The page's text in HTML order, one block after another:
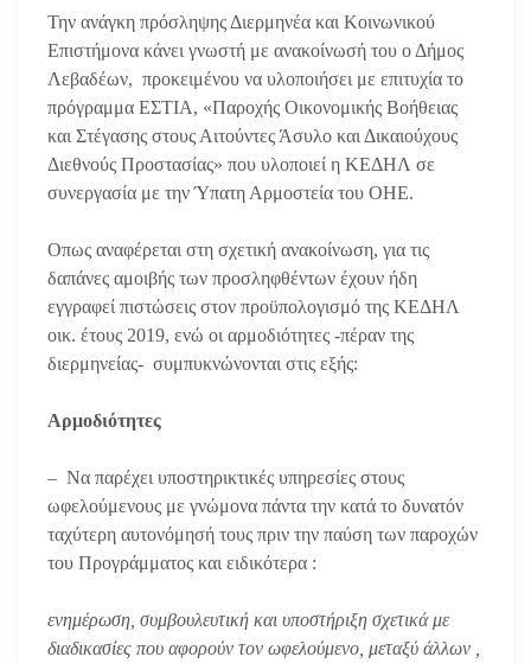
Την ανάγκη πρόσληψης Διερμηνέα και Κοινωνικού
Επιστήμονα κάνει γνωστή με ανακοίνωσή του ο Δήμος
Λεβαδέων, προκειμένου να υλοποιήσει με επιτυχία το
πρόγραμμα ΕΣΤΙΑ, «Παροχής Οικονομικής Βοήθειας
και Στέγασης στους Αιτούντες Άσυλο και Δικαιούχους
Διεθνούς Προστασίας» που υλοποιεί η ΚΕΔΗΛ σε
συνεργασία με την Ύπατη Αρμοστεία του ΟΗΕ.
Οπως αναφέρεται στη σχετική ανακοίνωση, για τις
δαπάνες αμοιβής των προσληφθέντων έχουν ήδη
εγγραφεί πιστώσεις στον προϋπολογισμό της ΚΕΔΗΛ
οικ. έτους 2019, ενώ οι αρμοδιότητες -πέραν της
διερμηνείας- συμπυκνώνονται στις εξής:
Αρμοδιότητες
– Να παρέχει υποστηρικτικές υπηρεσίες στους
ωφελούμενους με γνώμονα πάντα την κατά το δυνατόν
ταχύτερη αυτονόμησή τους πριν την παύση των παροχών
του Προγράμματος και ειδικότερα :
ενημέρωση, συμβουλευτική και υποστήριξη σχετικά με
διαδικασίες που αφορούν τον ωφελούμενο, μεταξύ άλλων ,